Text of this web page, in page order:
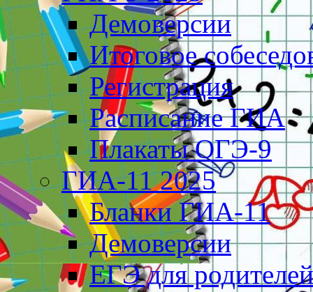
Демоверсии
Итоговое
Регистрация
Расписание ГИА
Плакаты ОГЭ-9
ГИА-11 2025
Бланки ГИА-11
Демоверсии
ЕГЭ для родителей